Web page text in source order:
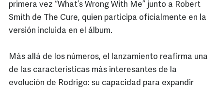
primera vez “What’s Wrong With Me” junto a Robert
Smith de The Cure, quien participa oficialmente en la
versión incluida en el álbum.
Más allá de los números, el lanzamiento reafirma una
de las características más interesantes de la
evolución de Rodrigo: su capacidad para expandir